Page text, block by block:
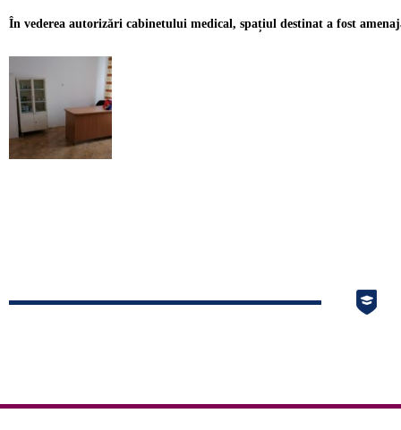
În vederea autorizări cabinetului medical, spațiul destinat a fost